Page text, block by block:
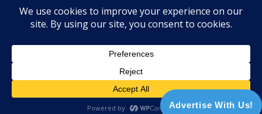
Proudly powered by WordPress |Theme: SuperMag byAcme
Themes
Advertise With Us!